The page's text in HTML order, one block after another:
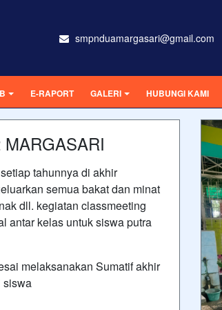
smpnduamargasari@gmail.com
E-RAPORT GALERI HUBUNGI KAMI
tahunnya di akhir
semua bakat dan minat
dll. kegiatan classmeeting
antar kelas untuk siswa putra
melaksanakan Sumatif akhir
siswa